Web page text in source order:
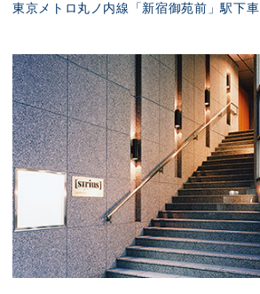
東京メトロ丸ノ内線「新宿御苑前」駅下車